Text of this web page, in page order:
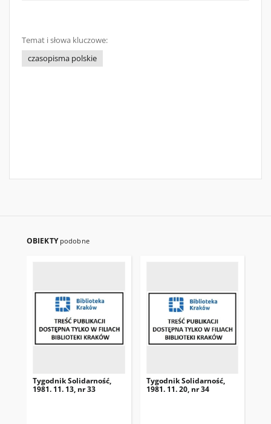
Temat i słowa kluczowe:
czasopisma polskie
OBIEKTY podobne
Tygodnik Solidarność,
1981. 11. 13, nr 33
Tygodnik Solidarność,
1981. 11. 20, nr 34